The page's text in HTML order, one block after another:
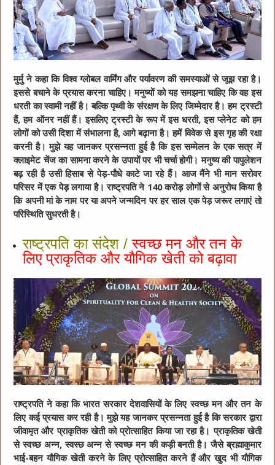
मुर्मु ने कहा कि विश्व ग्लोबल वार्मिंग और पर्यावरण की समस्याओं से जूझ रहा है।
इससे बचाने के प्रयास करना चाहिए। मनुष्यों को यह समझना चाहिए कि वह इस
धरती का स्वामी नहीं है। बल्कि पृथ्वी के संरक्षण के लिए जिम्मेदार है। हम ट्रस्टी
हैं, हम ऑनर नहीं हैं। इसलिए ट्रस्टी के रूप में इस धरती, इस प्लेनेट को हम
लोगों को उसी दिशा में संभालना है, आगे बढ़ाना है। हमें विवेक से इस गृह की रक्षा
करनी है। मुझे यह जानकर प्रसन्नता हुई है कि इस सम्मेलन के एक सत्र में
क्लाइमेट चेंज का सामना करने के उपायों पर भी चर्चा होगी। मनुष्य की पापुलेशन
बढ़ रही है उसी हिसाब से पेड़-पौधे काटे जा रहे हैं। आज मैंने भी मान सरोवर
परिसर में एक पेड़ लगाया है। राष्ट्रपति ने 140 करोड़ लोगों से अनुरोध किया है
कि अपनी मां के नाम पर या अपने जन्मदिन पर हर साल एक पेड़ जरूर लगाएं तो
परिस्थिति सुधरती है।
राष्ट्रपति का संदेश / स्वच्छ मन और तन के
लिए प्राकृतिक और यौगिक खेती को बढ़ावा
राष्ट्रपति ने कहा कि भारत सरकार देशवासियों के लिए स्वच्छ मन और तन के
लिए कई प्रयास कर रही है। मुझे यह जानकर प्रसन्नता हुई है कि सरकार द्वारा
जीवामृत और प्राकृतिक खेती को प्रोत्साहित किया जा रहा है। प्राकृतिक खेती
से स्वच्छ अन्न, स्वस्छ अन्न से स्वच्छ मन की कड़ी बनती है। जैसे ब्रह्माकुमार
भाई-बहन यौगिक खेती करने के लिए प्रोत्साहित करने हैं और खुद भी यौगिक